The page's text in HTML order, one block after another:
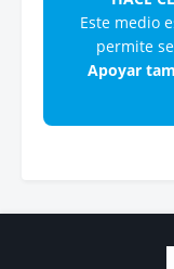
Este medio
permite
Apoyar